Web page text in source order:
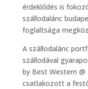
érdeklődés is
szállodalánc
foglaltsága
A szállodalánc
szállodával
by Best Western
csatlakozott a